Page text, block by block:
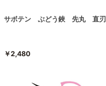
サボテン ぶどう鋏 先丸 直刃
￥2,480